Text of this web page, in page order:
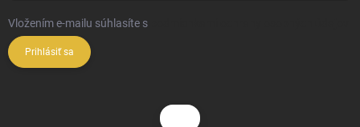
Vložením e-mailu súhlasíte s
Prihlásiť sa